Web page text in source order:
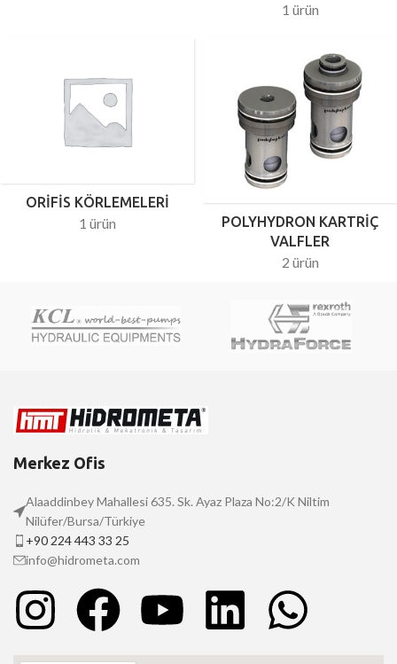
1 ürün
ORIFIS KÖRLEMELERI
1 ürün
POLYHYDRON KARTRIÇ
VALFLER
2 ürün
Merkez Ofis
Alaaddinbey Mahallesi 635. Sk. Ayaz Plaza No:2/K Niltim
Nilüfer/Bursa/Türkiye
+90 224 443 33 25
info@hidrometa.com